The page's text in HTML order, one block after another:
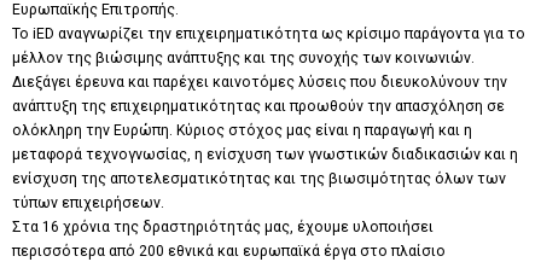
Ευρωπαϊκής Επιτροπής.
Το iED αναγνωρίζει την επιχειρηματικότητα ως κρίσιμο παράγοντα για το
μέλλον της βιώσιμης ανάπτυξης και της συνοχής των κοινωνιών.
Διεξάγει έρευνα και παρέχει καινοτόμες λύσεις που διευκολύνουν την
ανάπτυξη της επιχειρηματικότητας και προωθούν την απασχόληση σε
ολόκληρη την Ευρώπη. Κύριος στόχος μας είναι η παραγωγή και η
μεταφορά τεχνογνωσίας, η ενίσχυση των γνωστικών διαδικασιών και η
ενίσχυση της αποτελεσματικότητας και της βιωσιμότητας όλων των
τύπων επιχειρήσεων.
Στα 16 χρόνια της δραστηριότητάς μας, έχουμε υλοποιήσει
περισσότερα από 200 εθνικά και ευρωπαϊκά έργα στο πλαίσιο